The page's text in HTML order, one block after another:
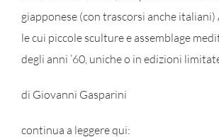
giapponese (con trascorsi anche
le cui piccole sculture e assemblage
degli anni ’60, uniche o in edizioni
di Giovanni Gasparini
continua a leggere qui: